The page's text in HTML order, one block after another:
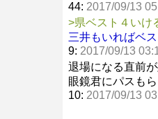
44: 2017/09/13
>県ベスト４いけ
三井もいればベ
9: 2017/09/13
退場になる直前
眼鏡君にパスも
10: 2017/09/13